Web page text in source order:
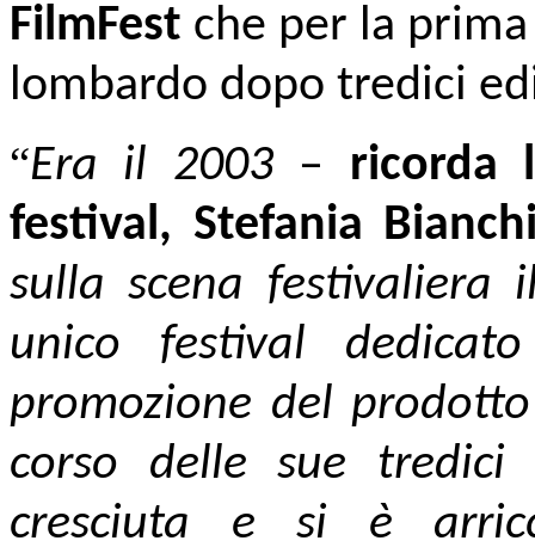
FilmFest che per la
lombardo dopo tredici
“Era il 2003– ricorda
festival, Stefania
sulla scena festivaliera
unico festival
promozione del
corso delle sue tredici
cresciuta e si è